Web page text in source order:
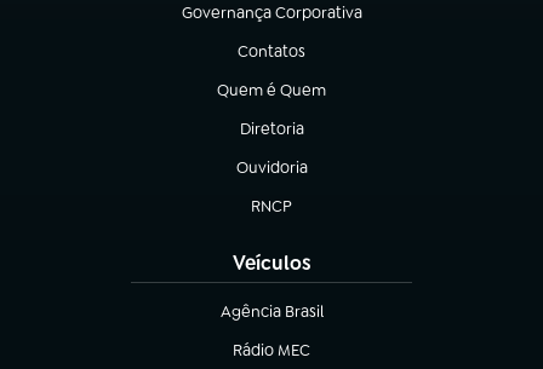
Governança Corporativa
(abre em nova aba)
Contatos
(abre em nova aba)
Quem é Quem
(abre em nova aba)
Diretoria
(abre em nova aba)
Ouvidoria
(abre em nova aba)
RNCP
(abre em nova aba)
Veículos
Agência Brasil
(abre em nova aba)
Rádio MEC
(abre em nova aba)